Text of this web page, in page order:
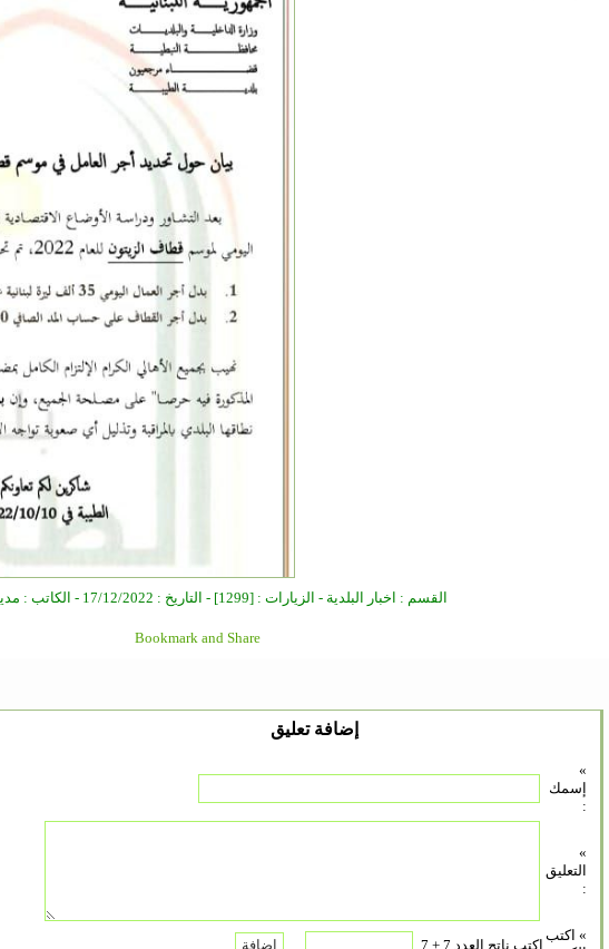
القسم : اخبار البلدية - الزيارات : [1299] - التاريخ : 17/12/2022 - الكاتب : مدير الموقع
إضافة تعليق
»
إسمك
:
»
التعليق
:
» اكتب
اكتب ناتج العدد 7 + 7